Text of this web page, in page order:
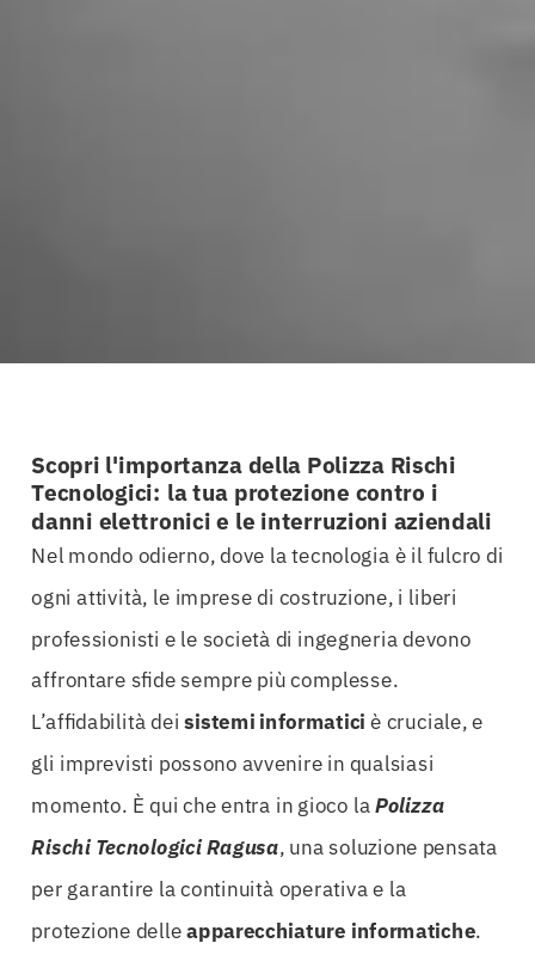
Scopri l'importanza della Polizza Rischi
Tecnologici: la tua protezione contro i
danni elettronici e le interruzioni aziendali
Nel mondo odierno, dove la tecnologia è il fulcro di
ogni attività, le imprese di costruzione, i liberi
professionisti e le società di ingegneria devono
affrontare sfide sempre più complesse.
L’affidabilità deisistemi informatici è cruciale, e
gli imprevisti possono avvenire in qualsiasi
momento. È qui che entra in gioco laPolizza
Rischi Tecnologici Ragusa, una soluzione pensata
per garantire la continuità operativa e la
protezione delleapparecchiature informatiche.